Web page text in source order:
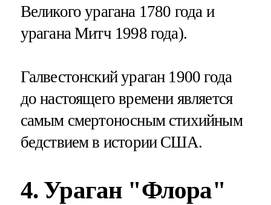
Великого урагана 1780 года и
урагана Митч 1998 года).
Галвестонский ураган 1900 года
до настоящего времени является
самым смертоносным стихийным
бедствием в истории США.
4. Ураган "Флора"